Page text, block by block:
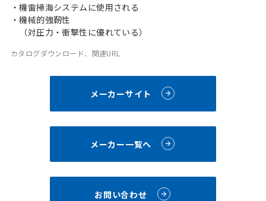
・機雷掃海システムに使用される
・機械的強靭性
（対圧力・衝撃性に優れている）
カタログダウンロード、関連URL
メーカーサイト
メーカー一覧へ
お問い合わせ